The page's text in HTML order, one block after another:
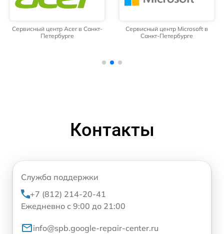
Сервисный центр Acer в Санкт-
Петербурге
Сервисный центр Microsoft в
Санкт-Петербурге
Контакты
Служба поддержки
+7 (812) 214-20-41
Ежедневно с 9:00 до 21:00
info@spb.google-repair-center.ru